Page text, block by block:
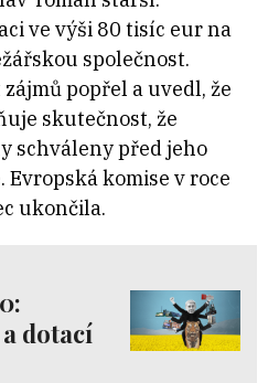
ve výši 80 tisíc eur na
společnost.
popřel a uvedl, že
skutečnost, že
schváleny před jeho
komise v roce
ukončila.
dotací